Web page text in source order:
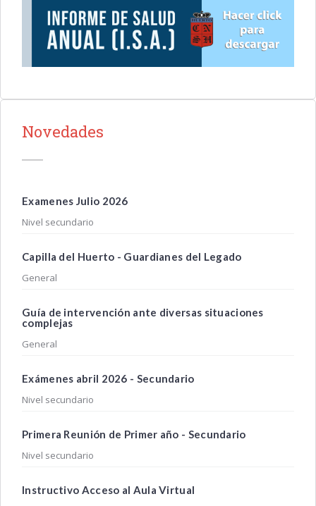
Novedades
Examenes Julio 2026
Nivel secundario
Capilla del Huerto - Guardianes del Legado
General
Guía de intervención ante diversas situaciones
complejas
General
Exámenes abril 2026 - Secundario
Nivel secundario
Primera Reunión de Primer año - Secundario
Nivel secundario
Instructivo Acceso al Aula Virtual